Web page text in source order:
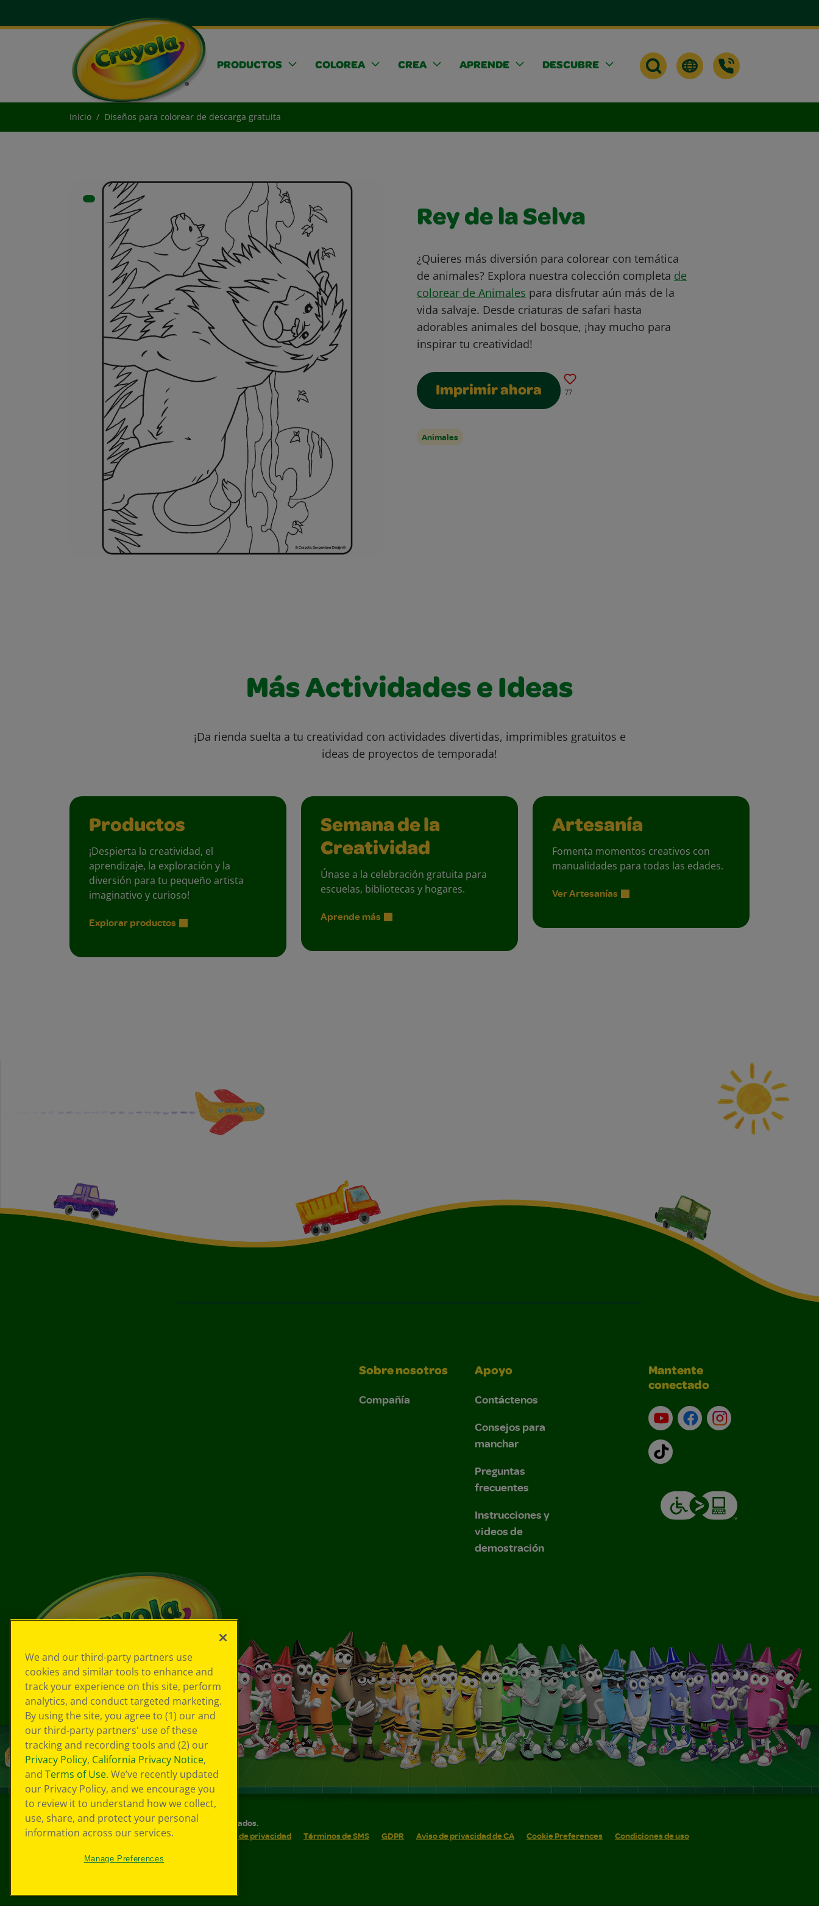
PRODUCTOS COLOREA CREA APRENDE DESCUBRE
Inicio Diseños para colorear de descarga gratuita
Rey de la Selva
¿Quieres más diversión para colorear con temática
de animales? Explora nuestra colección completa de
colorear de Animales para disfrutar aún más de la
vida salvaje. Desde criaturas de safari hasta
adorables animales del bosque, ¡hay mucho para
inspirar tu creatividad!
Imprimir ahora 77
Animales
Más Actividades e Ideas
¡Da rienda suelta a tu creatividad con actividades divertidas, imprimibles gratuitos e
ideas de proyectos de temporada!
Productos
¡Despierta la creatividad, el
aprendizaje, la exploración y la
diversión para tu pequeño artista
imaginativo y curioso!
Explorar productos
Semana de la
Creatividad
Únase a la celebración gratuita para
escuelas, bibliotecas y hogares.
Aprende más
Artesanía
Fomenta momentos creativos con
manualidades para todas las edades.
Ver Artesanías
Sobre nosotros
Compañía
Apoyo
Contáctenos
Consejos para
manchar
Preguntas
frecuentes
Instrucciones y
videos de
demostración
Mantente
conectado
YouTube (en inglés)
Facebook (en inglés)
Instagram (en
TikTok
© 2026 Crayola® Todos los derechos reservados.
Sus opciones de privacidad
Política de privacidad Términos de SMS GDPR Aviso de privacidad de CA Cookie Preferences
Condiciones de uso
We and our third-party partners use
cookies and similar tools to enhance and
track your experience on this site, perform
analytics, and conduct targeted marketing.
By using the site, you agree to (1) our and
our third-party partners' use of these
tracking and recording tools and (2) our
Privacy Policy, California Privacy Notice,
and Terms of Use. We’ve recently updated
our Privacy Policy, and we encourage you
to review it to understand how we collect,
use, share, and protect your personal
information across our services.
Manage Preferences